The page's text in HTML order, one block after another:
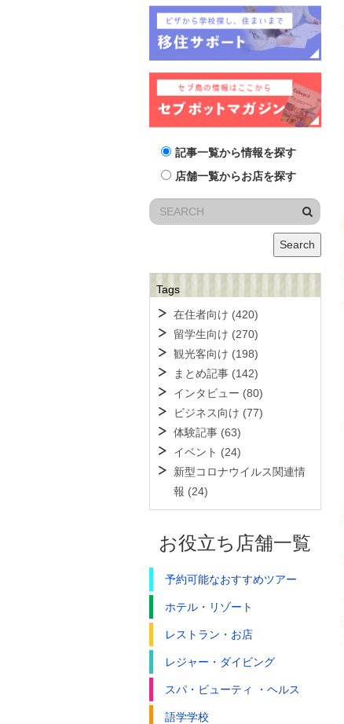
記事一覧から情報を探す
店舗一覧からお店を探す
Search
Tags
在住者向け (420)
留学生向け (270)
観光客向け (198)
まとめ記事 (142)
インタビュー (80)
ビジネス向け (77)
体験記事 (63)
イベント (24)
新型コロナウイルス関連情
報 (24)
お役立ち店舗一覧
予約可能なおすすめツアー
ホテル・リゾート
レストラン・お店
レジャー・ダイビング
スパ・ビューティ ・ヘルス
語学学校